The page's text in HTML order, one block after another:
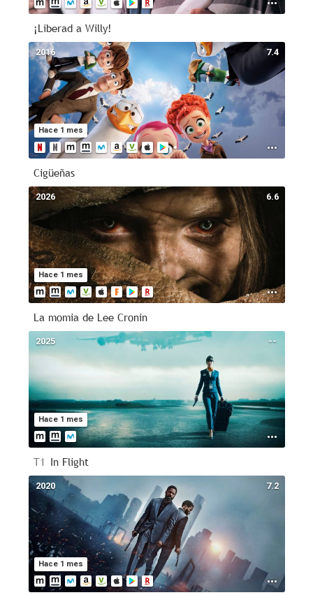
¡Liberad a Willy!
7.4
Hace 1 mes
2016
Cigüeñas
6.6
Hace 1 mes
2026
La momia de Lee Cronin
--
Hace 1 mes
2025
T1 In Flight
7.2
Hace 1 mes
2020